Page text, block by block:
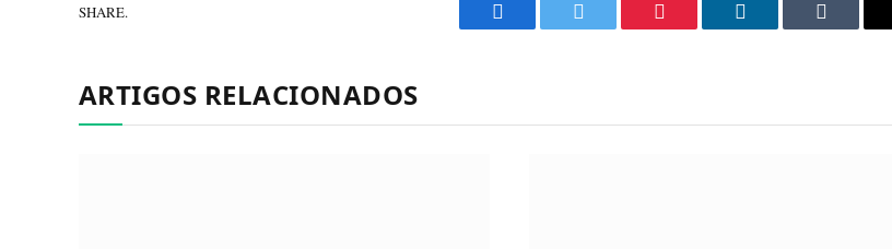
SHARE.
Facebook Twitter Pinterest LinkedIn Tumblr
ARTIGOS RELACIONADOS